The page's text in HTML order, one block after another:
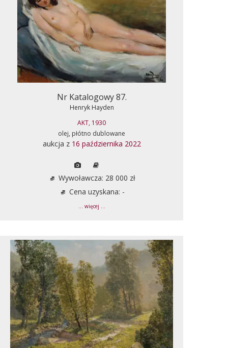
Nr Katalogowy 87.
Henryk Hayden
AKT, 1930
olej, płótno dublowane
aukcja z 16 października 2022
Wywoławcza: 28 000 zł
Cena uzyskana: -
... więcej ...